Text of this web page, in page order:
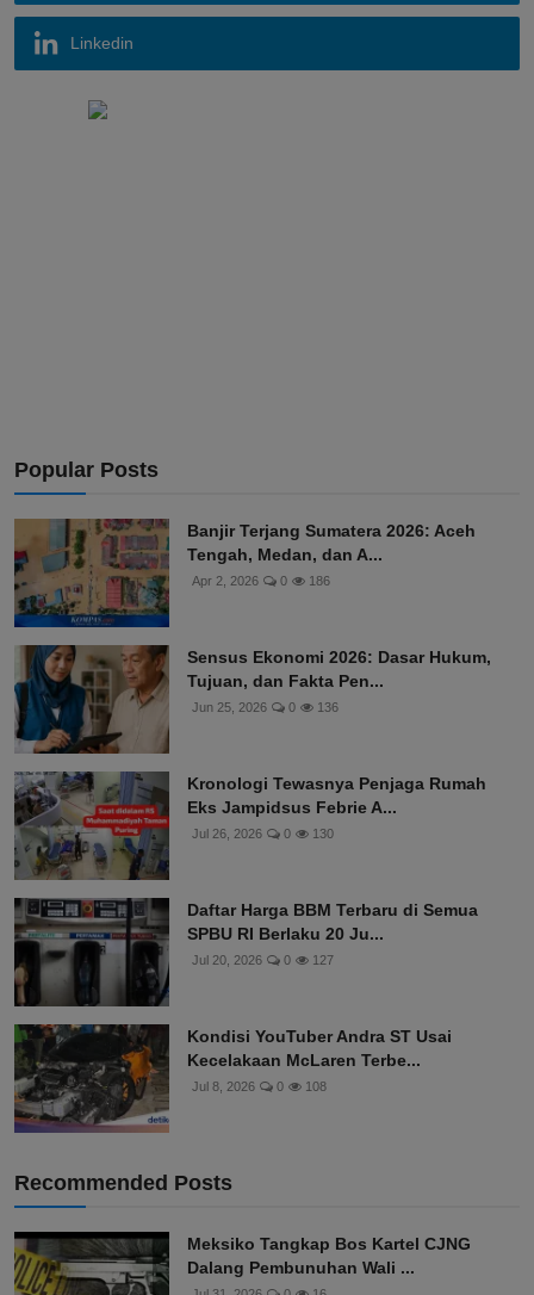
Linkedin
Popular Posts
Banjir Terjang Sumatera 2026: Aceh
Tengah, Medan, dan A...
Apr 2, 2026 0 186
Sensus Ekonomi 2026: Dasar Hukum,
Tujuan, dan Fakta Pen...
Jun 25, 2026 0 136
Kronologi Tewasnya Penjaga Rumah
Eks Jampidsus Febrie A...
Jul 26, 2026 0 130
Daftar Harga BBM Terbaru di Semua
SPBU RI Berlaku 20 Ju...
Jul 20, 2026 0 127
Kondisi YouTuber Andra ST Usai
Kecelakaan McLaren Terbe...
Jul 8, 2026 0 108
Recommended Posts
Meksiko Tangkap Bos Kartel CJNG
Dalang Pembunuhan Wali ...